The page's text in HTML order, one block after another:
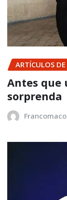
ARTÍCULOS
Antes que
sorprenda